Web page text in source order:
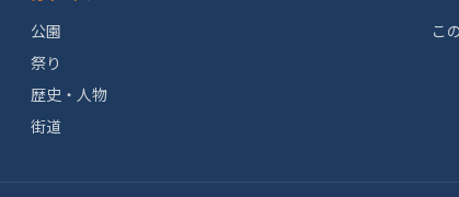
公園
祭り
歴史・人物
街道
こ